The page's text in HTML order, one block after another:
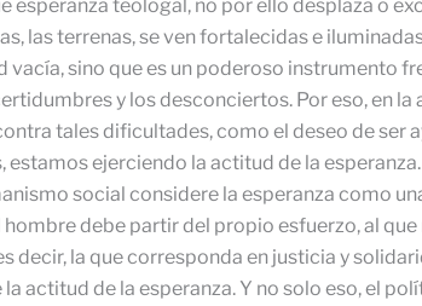
esperanza teologal, no por ello desplaza o
las terrenas, se ven fortalecidas e
vacía, sino que es un poderoso instrumento
y los desconciertos. Por eso, en
tales dificultades, como el deseo de
estamos ejerciendo la actitud de la esperanza.
social considere la esperanza como
debe partir del propio esfuerzo, al
decir, la que corresponda en justicia y
actitud de la esperanza. Y no solo eso, el